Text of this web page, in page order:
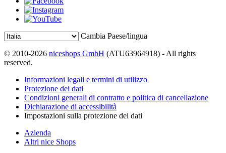
Cambia Paese/lingua
© 2010-2026 niceshops GmbH (ATU63964918) - All rights
reserved.
Informazioni legali e termini di utilizzo
Protezione dei dati
Condizioni generali di contratto e politica di cancellazione
Dichiarazione di accessibilità
Impostazioni sulla protezione dei dati
Azienda
Altri nice Shops